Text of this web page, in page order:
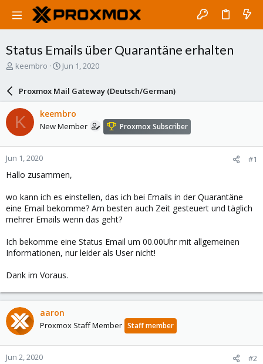
Status Emails über Quarantäne erhalten
T
a
d
s
t
a
r
t
e
keembro
S
a
r
d
a
e
Jun 1, 2020
Proxmox Mail Gateway (Deutsch/German)
K keembro
New Member Proxmox Subscriber
Jun 1, 2020 #1
Hallo zusammen,
wo kann ich es einstellen, das ich bei Emails in der Quarantäne
eine Email bekomme? Am besten auch Zeit gesteuert und täglich
mehrer Emails wenn das geht?
Ich bekomme eine Status Email um 00.00Uhr mit allgemeinen
Informationen, nur leider als User nicht!
Dank im Voraus.
aaron
Proxmox Staff Member Staff member
Jun 2, 2020 #2